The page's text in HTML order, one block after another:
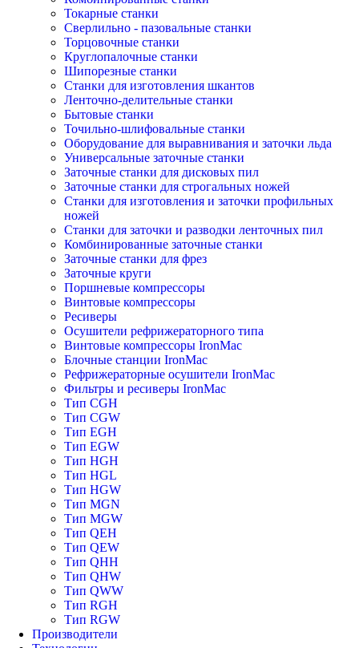
Токарные станки
Сверлильно - пазовальные станки
Торцовочные станки
Круглопалочные станки
Шипорезные станки
Станки для изготовления шкантов
Ленточно-делительные станки
Бытовые станки
Точильно-шлифовальные станки
Оборудование для выравнивания и заточки льда
Универсальные заточные станки
Заточные станки для дисковых пил
Заточные станки для строгальных ножей
Станки для изготовления и заточки профильных
ножей
Станки для заточки и разводки ленточных пил
Комбинированные заточные станки
Заточные станки для фрез
Заточные круги
Поршневые компрессоры
Винтовые компрессоры
Ресиверы
Осушители рефрижераторного типа
Винтовые компрессоры IronMac
Блочные станции IronMac
Рефрижераторные осушители IronMac
Фильтры и ресиверы IronMac
Тип CGH
Тип CGW
Тип EGH
Тип EGW
Тип HGH
Тип HGL
Тип HGW
Тип MGN
Тип MGW
Тип QEH
Тип QEW
Тип QHH
Тип QHW
Тип QWW
Тип RGH
Тип RGW
Производители